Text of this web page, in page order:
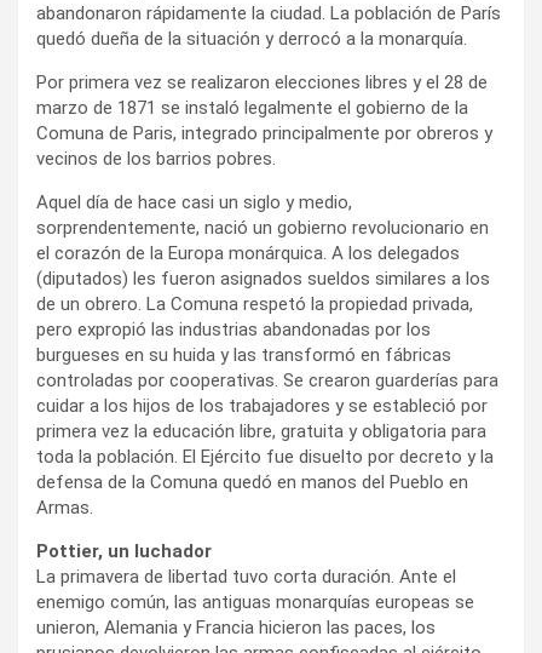
abandonaron rápidamente la ciudad. La población de París
quedó dueña de la situación y derrocó a la monarquía.
Por primera vez se realizaron elecciones libres y el 28 de
marzo de 1871 se instaló legalmente el gobierno de la
Comuna de Paris, integrado principalmente por obreros y
vecinos de los barrios pobres.
Aquel día de hace casi un siglo y medio,
sorprendentemente, nació un gobierno revolucionario en
el corazón de la Europa monárquica. A los delegados
(diputados) les fueron asignados sueldos similares a los
de un obrero. La Comuna respetó la propiedad privada,
pero expropió las industrias abandonadas por los
burgueses en su huida y las transformó en fábricas
controladas por cooperativas. Se crearon guarderías para
cuidar a los hijos de los trabajadores y se estableció por
primera vez la educación libre, gratuita y obligatoria para
toda la población. El Ejército fue disuelto por decreto y la
defensa de la Comuna quedó en manos del Pueblo en
Armas.
Pottier, un luchador
La primavera de libertad tuvo corta duración. Ante el
enemigo común, las antiguas monarquías europeas se
unieron, Alemania y Francia hicieron las paces, los